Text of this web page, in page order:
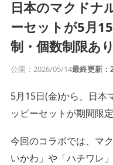
日本のマクドナ
ーセットが5月
制・個数制限あり
公開：2026/05/14最終更新：
5月15日(金)から、日本
ッピーセットが期間限
今回のコラボでは、マ
いかわ」や「ハチワレ